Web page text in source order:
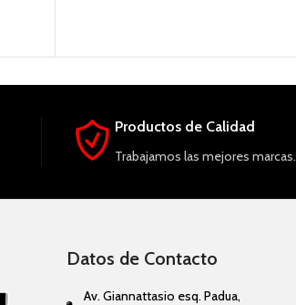
Productos de Calidad
Trabajamos las mejores marcas.
Datos de Contacto
Av. Giannattasio esq. Padua,